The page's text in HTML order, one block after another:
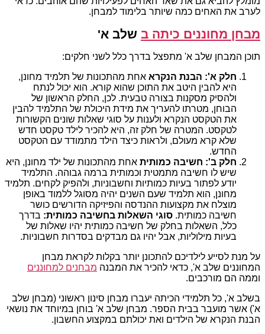
לערב את האחים כמה שיותר בלימוד למבחן.
מבחן מחוננים כיתה ב שלב א'
תוכן המבחן שלב א' מתפצל בדרך כלל לשני חלקים:
חלק א': הבנת הנקרא אחת מהתכונות של תלמיד מחונן,
היא להבין היטב את התוכן שהוא קורא. הוא יכול לנתח
ולהסיק מסקנות בצורה טבעית. לכן, החלק הראשון של
הבוחן, מטרתו להעריך את מידת היכולת של התלמיד להבין
את הטקסט הנקרא ולענות על סוגי שאלות שונים הקשורות
לטקסט. המטרה של חלק זה, היא להכיר לילד טקסט חדש
שלא קרא מעולם, ולראות כיצד הילד מתמודד עם הטקסט
החדש.
חלק ב': חשיבה כמותית אחת מהתכונות של ילד מחונן, היא
שיש לו חשיבה מתמטית וכמותית ברמה גבוהה. התלמיד
יודע לפתור בעיות כמותיות וחשבוניות, ולהפיק לקחים. תלמיד
מחונן, הוא תלמיד שעם השנים יהיה מסוגל ללמוד באופן
מוצלח את מקצועות ההנדסה והפיזיקה הדורשים כושר
חשיבה כמותית. סוגי השאלות בחשיבה כמותית: בדרך
כלל, השאלות בחלק של חשיבה כמותית יהיו שאלות של
בעיות מילוליות, אבל יהיו גם מבדקים בסדרות חשבוניות.
על מנת לסייע לילדיכם להתכונן יותר בקלות לקראת מבחן
המחוננים שלב א', כדאי להכיר את המבנה מבחנים למחוננים
וממה הם מורכבים.
בשלב א', כל תלמידי הכיתה יעברו מבחן סינון ראשוני (מבחן שלב
א') אשר מועבר בבית הספר. מבחן שלב א' בוחן במיוחד את נושאי
הבנת הנקרא של הילדים ואת יכולתם במקצוע החשבון.